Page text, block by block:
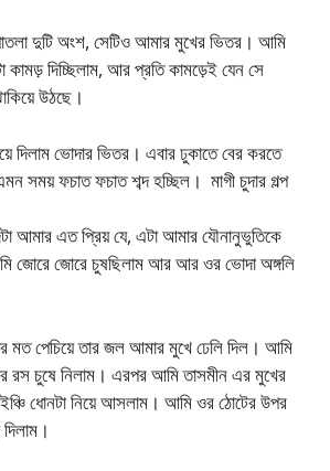
দুটি অংশ, সেটিও আমার মুখের ভিতর। আমি
কামড় দিচ্ছিলাম, আর প্রতি কামড়েই যেন সে
উঠছে।
দিলাম ভোদার ভিতর। এবার ঢুকাতে বের করতে
সময় ফচাত ফচাত শব্দ হচ্ছিল। মাগী চুদার গল্প
আমার এত প্রিয় যে, এটা আমার যৌনানুভুতিকে
জোরে চুষছিলাম আর আর ওর ভোদা অঙ্গলি
মত পেচিয়ে তার জল আমার মুখে ঢেলি দিল। আমি
রস চুষে নিলাম। এরপর আমি তাসমীন এর মুখের
ধোনটা নিয়ে আসলাম। আমি ওর ঠোটের উপর